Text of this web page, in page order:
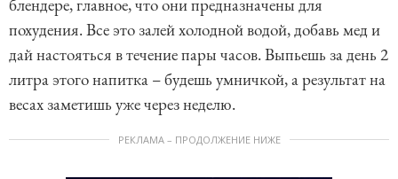
блендере, главное, что они предназначены для
похудения. Все это залей холодной водой, добавь мед и
дай настояться в течение пары часов. Выпьешь за день 2
литра этого напитка – будешь умничкой, а результат на
весах заметишь уже через неделю.
РЕКЛАМА – ПРОДОЛЖЕНИЕ НИЖЕ